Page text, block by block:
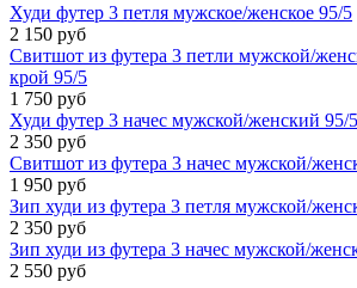
Худи футер 3 петля мужское/женское 95/5
2 150 руб
Свитшот из футера 3 петли мужской/
крой 95/5
1 750 руб
Худи футер 3 начес мужской/женский 95/5
2 350 руб
Свитшот из футера 3 начес мужской/
1 950 руб
Зип худи из футера 3 петля мужской/
2 350 руб
Зип худи из футера 3 начес мужской/
2 550 руб